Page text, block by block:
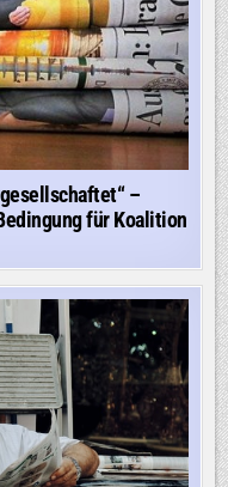
–
für Koalition